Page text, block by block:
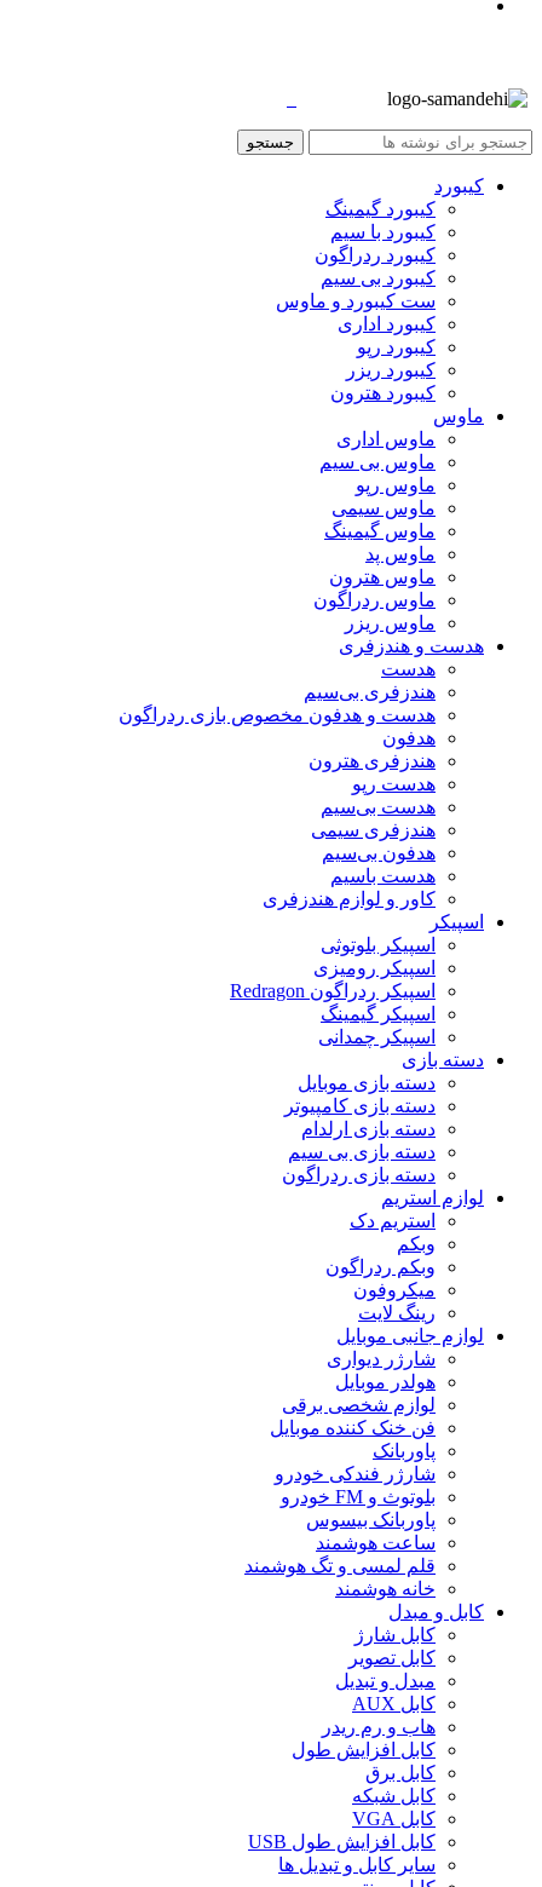
جستجو
کیبورد
کیبورد گیمینگ
کیبورد با سیم
کیبورد ردراگون
کیبورد بی سیم
ست کیبورد و ماوس
کیبورد اداری
کیبورد رپو
کیبورد ریزر
کیبورد هترون
ماوس
ماوس اداری
ماوس بی سیم
ماوس رپو
ماوس سیمی
ماوس گیمینگ
ماوس پد
ماوس هترون
ماوس ردراگون
ماوس ریزر
هدست و هندزفری
هدست
هندزفری بی‌سیم
هدست و هدفون مخصوص بازی ردراگون
هدفون
هندزفری هترون
هدست رپو
هدست بی‌سیم
هندزفری سیمی
هدفون بی‌سیم
هدست باسیم
کاور و لوازم هندزفری
اسپیکر
اسپیکر بلوتوثی
اسپیکر رومیزی
اسپیکر ردراگون Redragon
اسپیکر گیمینگ
اسپیکر چمدانی
دسته بازی
دسته بازی موبایل
دسته بازی کامپیوتر
دسته بازی ارلدام
دسته بازی بی سیم
دسته بازی ردراگون
لوازم استریم
استریم دک
وبکم
وبکم ردراگون
میکروفون
رینگ لایت
لوازم جانبی موبایل
شارژر دیواری
هولدر موبایل
لوازم شخصی برقی
فن خنک کننده موبایل
پاوربانک
شارژر فندکی خودرو
بلوتوث و FM خودرو
پاوربانک بیسوس
ساعت هوشمند
قلم لمسی و تگ هوشمند
خانه هوشمند
کابل و مبدل
کابل شارژ
کابل تصویر
مبدل و تبدیل
کابل AUX
هاب و رم ریدر
کابل افزایش طول
کابل برق
کابل شبکه
کابل VGA
کابل افزایش طول USB
سایر کابل و تبدیل ها